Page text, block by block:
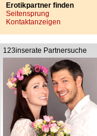
Erotikpartner finden
Seitensprung
Kontaktanzeigen
123inserate Partnersuche